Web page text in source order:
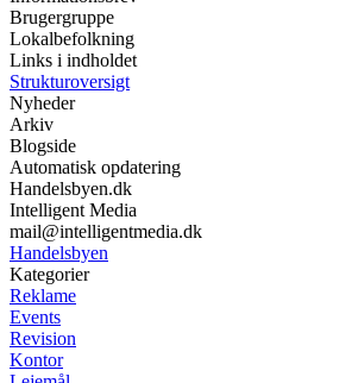
Brugergruppe
Lokalbefolkning
Links i indholdet
Strukturoversigt
Nyheder
Arkiv
Blogside
Automatisk opdatering
Handelsbyen.dk
Intelligent Media
mail@intelligentmedia.dk
Handelsbyen
Kategorier
Reklame
Events
Revision
Kontor